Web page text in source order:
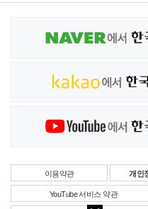
이용약관 개인
YouTube 서비스 약관